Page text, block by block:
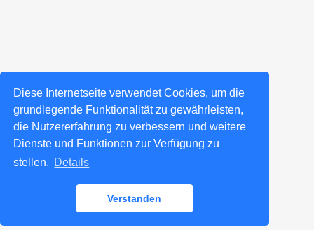
Diese Internetseite verwendet Cookies, um die
grundlegende Funktionalität zu gewährleisten,
die Nutzererfahrung zu verbessern und weitere
Dienste und Funktionen zur Verfügung zu
stellen. Details
Verstanden